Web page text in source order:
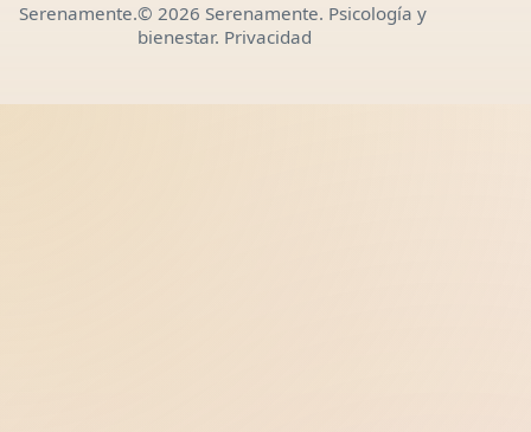
Serenamente.© 2026 Serenamente. Psicología y
bienestar. Privacidad